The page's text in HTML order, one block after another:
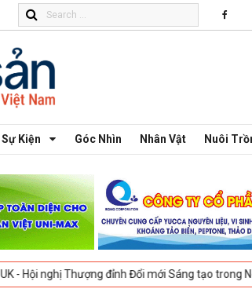
Kiện Góc Nhìn Nhân Vật Nuôi
đỉnh Đổi mới Sáng tạo trong Ngành Thực phẩm